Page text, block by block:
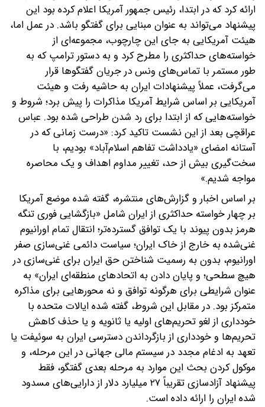
ارائه کرد که در ابتدا، رئیس جمهور آمریکا اعلام کرده بود این
پیشنهاد می‌تواند به عنوان مبنایی برای گفتگو باشد. در عمل اما،
هیئت آمریکایی به جای این چارچوب، مجموعه‌ای از
خواسته‌های حداکثری را مطرح کرد و به دستور ترامپ که به
طور مستمر با تماس‌های ونس در جریان گفتگوها قرار
می‌گرفت، عملاً پیشنهادات ایران به حاشیه رفت و هیئت
آمریکایی بر اساس شرایط آمریکا مذاکرات را پیش برد؛ شروط و
خواسته‌هایی که از ابتدا برای رد شدن طراحی شده بود. عباس
عراقچی بعد از این نشست تاکید کرد: «درست زمانی که در
آستانه امضای «یادداشت تفاهم اسلام‌آباد» بودیم، با
سخت‌گیری بیش از حد، تغییر مداوم اهداف و یک محاصره
مواجه شدیم.»
بر اساس اخبار و گزارش‌های منتشره، گفته شده موضع آمریکا
بر چهار خواسته حداکثری از ایران شامل «بازگشایی فوری تنگه
هرمز بدون پیوند با یک توافق گسترده‌تر؛ انتقال تمام اورانیوم
غنی‌شده به خارج از خاک ایران؛ سیاست دائمی غنی‌سازی صفر
اورانیوم، بدون به رسمیت شناختن حق ایران برای غنی‌سازی در
هیچ سطحی؛ و پایان دادن به اتحادهای منطقه‌ای ایران» به
عنوان شرایطی برای هرگونه توافق و نه محورهایی برای مذاکره
متمرکز بود. در مقابل این شروط، گفته شده ایالات متحده با
خودداری از لغو تحریم‌های اولیه یا ثانویه و یا حذف کاهش
تحریم‌ها و خودداری از بازگرداندن دسترسی ایران به سوئیفت یا
تعهد به ادغام مجدد در سیستم مالی جهانی در این مرحله، و
موکول کردن بحث این موارد به مرحله بعدی گفتگو، فقط
پیشنهاد آزادسازی تقریباً ۲۷ میلیارد دلار از دارایی‌های مسدود
شده ایران را ارائه داده است.